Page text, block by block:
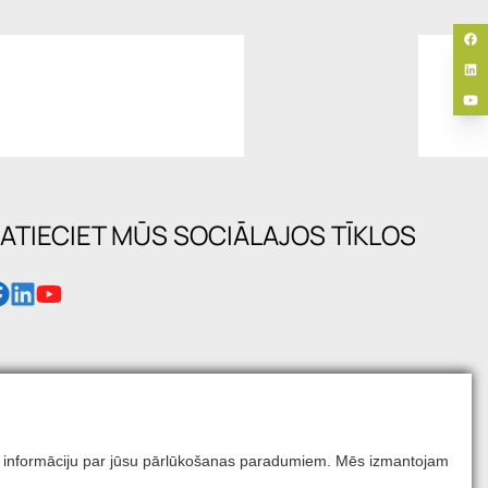
MŪS SOCIĀLAJOS TĪKLOS
par jūsu pārlūkošanas paradumiem. Mēs izmantojam